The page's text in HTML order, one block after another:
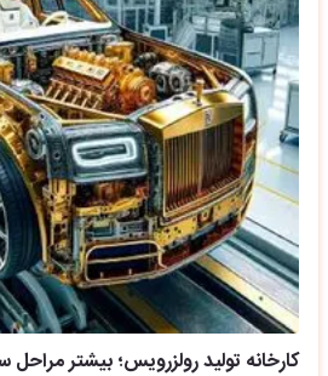
کارخانه تولید رولزرویس؛ بیشتر